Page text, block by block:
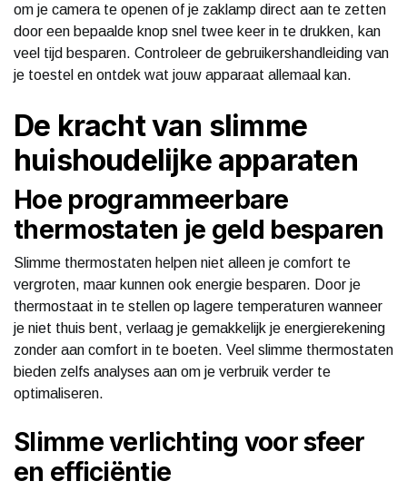
om je camera te openen of je zaklamp direct aan te zetten
door een bepaalde knop snel twee keer in te drukken, kan
veel tijd besparen. Controleer de gebruikershandleiding van
je toestel en ontdek wat jouw apparaat allemaal kan.
De kracht van slimme
huishoudelijke apparaten
Hoe programmeerbare
thermostaten je geld besparen
Slimme thermostaten helpen niet alleen je comfort te
vergroten, maar kunnen ook energie besparen. Door je
thermostaat in te stellen op lagere temperaturen wanneer
je niet thuis bent, verlaag je gemakkelijk je energierekening
zonder aan comfort in te boeten. Veel slimme thermostaten
bieden zelfs analyses aan om je verbruik verder te
optimaliseren.
Slimme verlichting voor sfeer
en efficiëntie